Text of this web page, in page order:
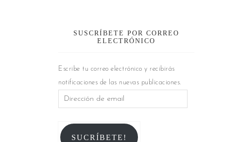
SUSCRÍBETE POR CORREO
ELECTRÓNICO
Escribe tu correo electrónico y recibirás
notificaciones de las nuevas publicaciones.
SUCRÍBETE!